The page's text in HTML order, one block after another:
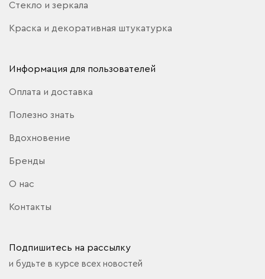
Стекло и зеркала
Краска и декоративная штукатурка
Информация для пользователей
Оплата и доставка
Полезно знать
Вдохновение
Бренды
О нас
Контакты
Подпишитесь на рассылку
и будьте в курсе всех новостей